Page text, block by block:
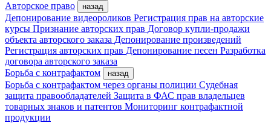
Авторское право
назад
Депонирование видеороликов Регистрация прав на авторские
курсы Признание авторских прав Договор купли-продажи
объекта авторского заказа Депонирование произведений
Регистрация авторских прав Депонирование песен Разработка
договора авторского заказа
Борьба с контрафактом
назад
Борьба с контрафактом через органы полиции Судебная
защита правообладателей Защита в ФАС прав владельцев
товарных знаков и патентов Мониторинг контрафактной
продукции